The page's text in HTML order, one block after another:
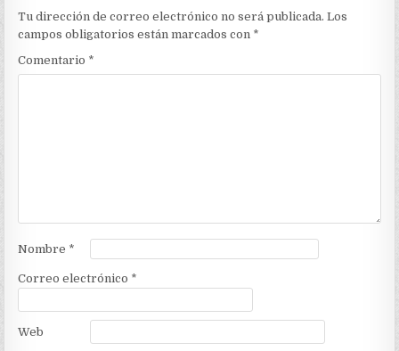
Tu dirección de correo electrónico no será publicada. Los
campos obligatorios están marcados con *
Comentario *
Nombre *
Correo electrónico *
Web